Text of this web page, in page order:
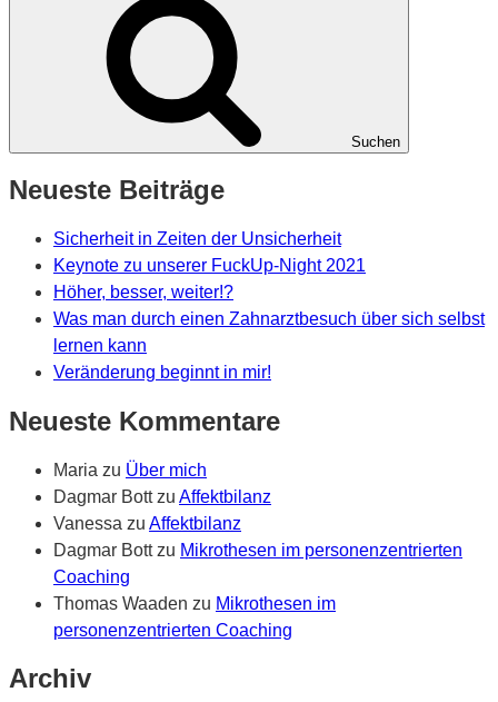
Suchen
Neueste Beiträge
Sicherheit in Zeiten der Unsicherheit
Keynote zu unserer FuckUp-Night 2021
Höher, besser, weiter!?
Was man durch einen Zahnarztbesuch über sich selbst
lernen kann
Veränderung beginnt in mir!
Neueste Kommentare
Maria zu Über mich
Dagmar Bottzu Affektbilanz
Vanessa zu Affektbilanz
Dagmar Bottzu Mikrothesen im personenzentrierten
Coaching
Thomas Waaden zu Mikrothesen im
personenzentrierten Coaching
Archiv